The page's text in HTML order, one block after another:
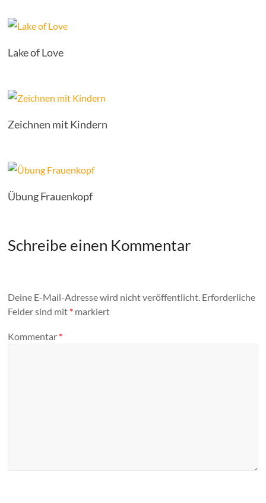
Lake of Love
Zeichnen mit Kindern
Übung Frauenkopf
Schreibe einen Kommentar
Deine E-Mail-Adresse wird nicht veröffentlicht. Erforderliche
Felder sind mit * markiert
Kommentar *